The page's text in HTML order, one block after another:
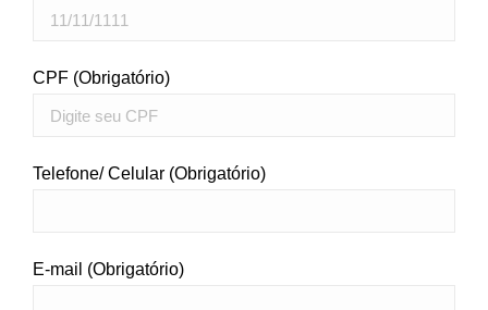
CPF (Obrigatório)
Telefone/ Celular (Obrigatório)
E-mail (Obrigatório)